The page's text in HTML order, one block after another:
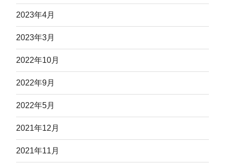
2023年4月
2023年3月
2022年10月
2022年9月
2022年5月
2021年12月
2021年11月